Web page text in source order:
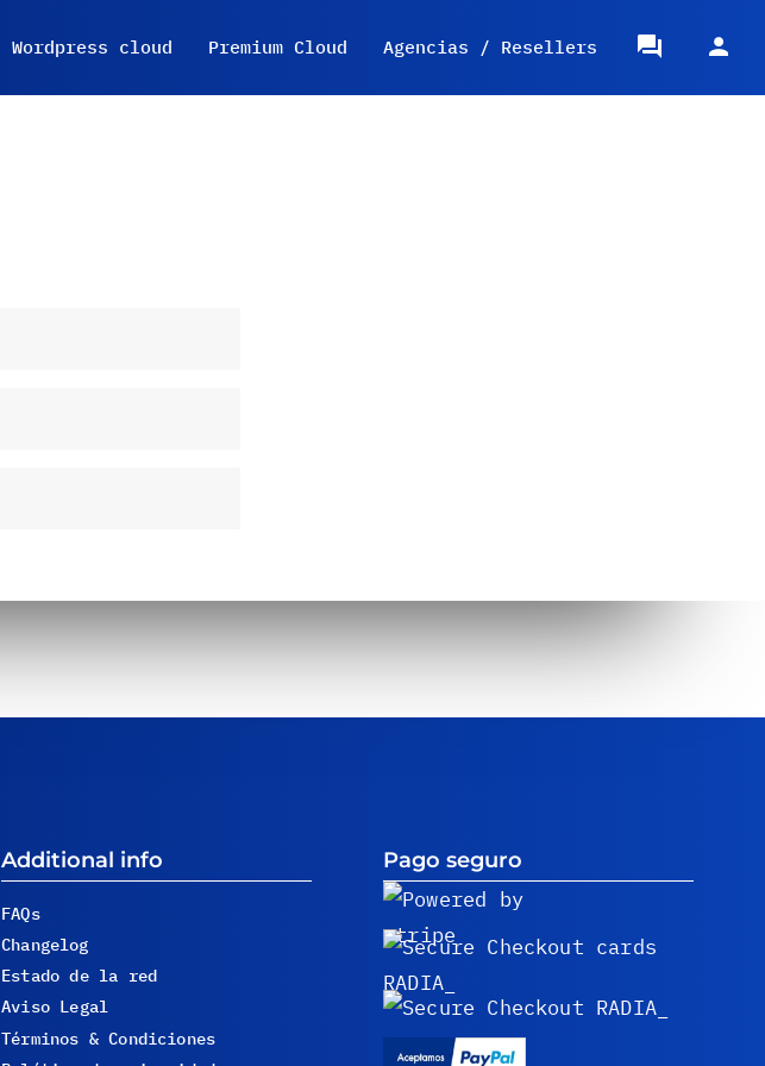
Wordpress cloud Premium Cloud Agencias / Resellers
Additional info
FAQs
Changelog
Estado de la red
Aviso Legal
Términos & Condiciones
Pago seguro